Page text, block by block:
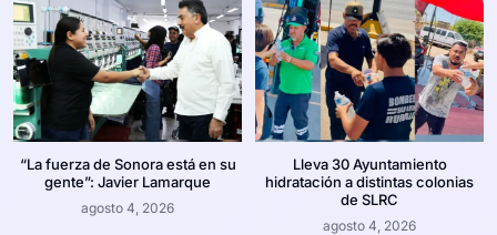
“La fuerza de Sonora está en su
gente”: Javier Lamarque
agosto 4, 2026
Lleva 30 Ayuntamiento
hidratación a distintas colonias
de SLRC
agosto 4, 2026